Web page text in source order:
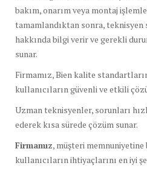
bakım, onarım veya montaj
tamamlandıktan sonra, teknisyen
hakkında bilgi verir ve gerekli
sunar.
Firmamız, Bien kalite
kullanıcıların güvenli ve etkili
Uzman teknisyenler, sorunları
ederek kısa sürede çözüm sunar.
Firmamız, müşteri memnuniyetine
kullanıcıların ihtiyaçlarını en iyi